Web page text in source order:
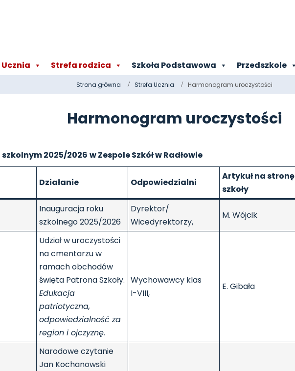
Strefa rodzica Szkoła Podstawowa Przedszkole
Strona główna Strefa Ucznia Harmonogram uroczystości
Harmonogram uroczystości
2025/2026 w Zespole Szkół w Radłowie
Działanie Odpowiedzialni
Artykuł na stronę
szkoły
Inauguracja roku
szkolnego 2025/2026
Dyrektor/
Wicedyrektorzy,
M. Wójcik
Udział w uroczystości
na cmentarzu w
ramach obchodów
święta Patrona Szkoły.
Edukacja
patriotyczna,
odpowiedzialność za
region i ojczyznę.
Wychowawcy klas
I-VIII,
E. Gibała
Narodowe czytanie
Jan Kochanowski